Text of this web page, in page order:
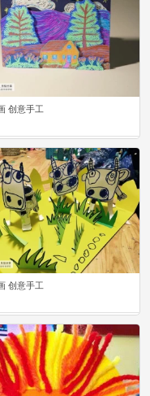
创意手工
创意手工